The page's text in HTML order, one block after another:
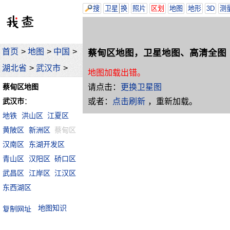
首页 > 地图 > 中国 >
湖北省 > 武汉市 >
蔡甸区地图
武汉市：
地铁 洪山区 江夏区
黄陂区
新洲区
蔡甸区
汉南区
东湖开发区
青山区
汉阳区 硚口区
武昌区
江岸区 江汉区
东西湖区
地图知识
搜 卫星 换 照片 区划 地图 地形 3D 测
蔡甸区地图，卫星地图、高清全图
地图加载出错。
请点击：
更换卫星图
或者：
点击刷新 ，重新加载。